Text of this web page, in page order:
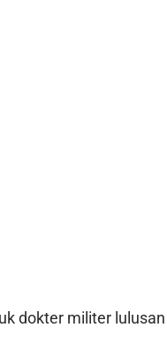
dokter militer lulusan